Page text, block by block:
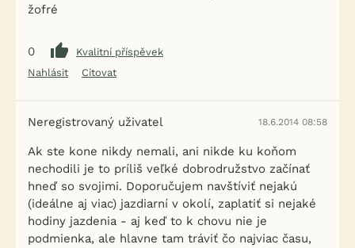
žofré
0
Kvalitní příspěvek
Nahlásit
Citovat
Neregistrovaný uživatel 18.6.2014 08:58
Ak ste kone nikdy nemali, ani nikde ku koňom
nechodili je to príliš veľké dobrodružstvo začínať
hneď so svojimi. Doporučujem navštíviť nejakú
(ideálne aj viac) jazdiarní v okolí, zaplatiť si nejaké
hodiny jazdenia - aj keď to k chovu nie je
podmienka, ale hlavne tam tráviť čo najviac času,